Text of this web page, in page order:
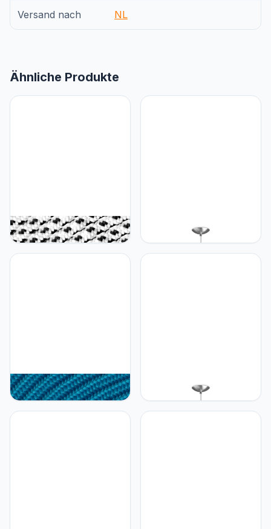
Versand nach NL
Ähnliche Produkte
Home sweet Home Home sweet Home
Home sweet Home Home sweet Home